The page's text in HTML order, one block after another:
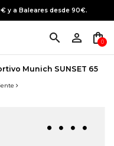
y a Baleares desde 90€.
search person_outline shopping_bag
0
Munich SUNSET 65